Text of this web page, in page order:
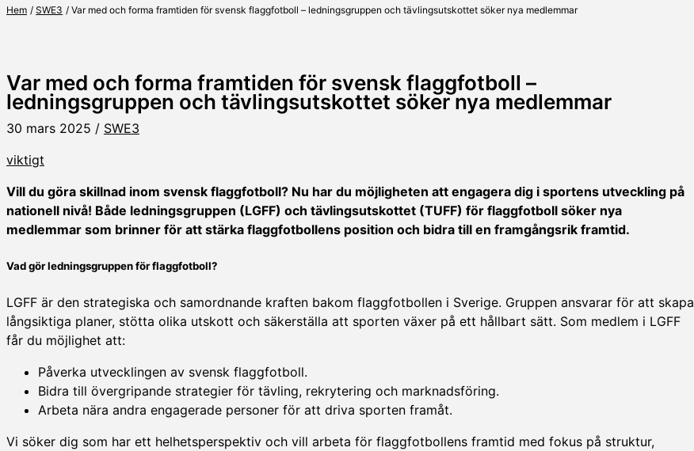
Hem SWE3 Var med och forma framtiden för svensk flaggfotboll – ledningsgruppen och tävlingsutskottet söker nya medlemmar
Var med och forma framtiden för svensk flaggfotboll –
ledningsgruppen och tävlingsutskottet söker nya medlemmar
30 mars 2025 / SWE3
viktigt
Vill du göra skillnad inom svensk flaggfotboll? Nu har du möjligheten att engagera dig i sportens utveckling på
nationell nivå! Både ledningsgruppen (LGFF) och tävlingsutskottet (TUFF) för flaggfotboll söker nya
medlemmar som brinner för att stärka flaggfotbollens position och bidra till en framgångsrik framtid.
Vad gör ledningsgruppen för flaggfotboll?
LGFF är den strategiska och samordnande kraften bakom flaggfotbollen i Sverige. Gruppen ansvarar för att skapa
långsiktiga planer, stötta olika utskott och säkerställa att sporten växer på ett hållbart sätt. Som medlem i LGFF
får du möjlighet att:
Påverka utvecklingen av svensk flaggfotboll.
Bidra till övergripande strategier för tävling, rekrytering och marknadsföring.
Arbeta nära andra engagerade personer för att driva sporten framåt.
Vi söker dig som har ett helhetsperspektiv och vill arbeta för flaggfotbollens framtid med fokus på struktur,